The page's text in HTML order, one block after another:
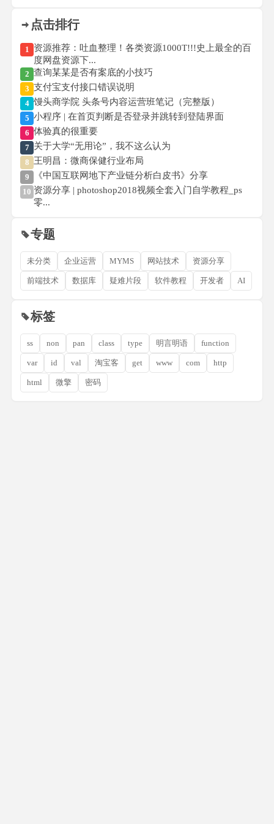
点击排行
1 资源推荐：吐血整理！各类资源1000T!!!史上最全的百
度网盘资源下...
2 查询某某是否有案底的小技巧
3 支付宝支付接口错误说明
4 馒头商学院 头条号内容运营班笔记（完整版）
5 小程序 | 在首页判断是否登录并跳转到登陆界面
6 体验真的很重要
7 关于大学“无用论”，我不这么认为
8 王明昌：微商保健行业布局
9 《中国互联网地下产业链分析白皮书》分享
10 资源分享 | photoshop2018视频全套入门自学教程_ps
零...
专题
未分类 企业运营 MYMS 网站技术 资源分享
前端技术 数据库 疑难片段 软件教程 开发者 AI
标签
ss non pan class type 明言明语 function
var id val 淘宝客 get www com http
html 微擎 密码